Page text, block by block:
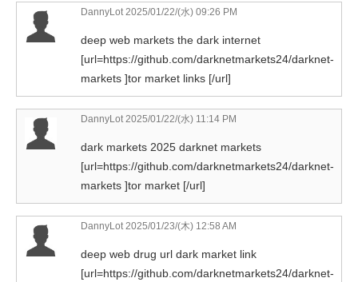
DannyLot2025/01/22/(水) 09:26 PM
deep web markets the dark internet
[url=https://github.com/darknetmarkets24/darknet-
markets ]tor market links [/url]
DannyLot2025/01/22/(水) 11:14 PM
dark markets 2025 darknet markets
[url=https://github.com/darknetmarkets24/darknet-
markets ]tor market [/url]
DannyLot2025/01/23/(木) 12:58 AM
deep web drug url dark market link
[url=https://github.com/darknetmarkets24/darknet-